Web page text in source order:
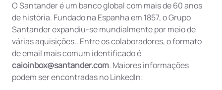
O Santander é um banco global com mais de 60 anos
de história. Fundado na Espanha em 1857, o Grupo
Santander expandiu-se mundialmente por meio de
várias aquisições.. Entre os colaboradores, o formato
de email mais comum identificado é
caioinbox@santander.com. Maiores informações
podem ser encontradas no LinkedIn: